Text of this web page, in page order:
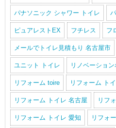
パナソニック シャワー トイレ
ピュアレストEX フチレス フ
メールでトイレ見積もり 名古屋市
ユニット トイレ リノベーショ
リフォーム toire リフォーム ト
リフォーム トイレ 名古屋 リフ
リフォーム トイレ 愛知 リフォ